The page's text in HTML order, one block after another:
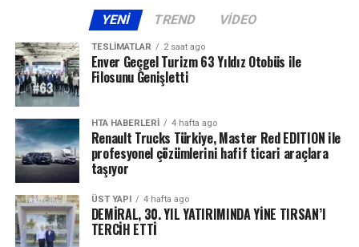
YENI TREND VIDEO
TESLIMATLAR 2 saat ago
Enver Geçgel Turizm 63 Yıldız Otobüs ile
Filosunu Genişletti
HTA HABERLERI 4 hafta ago
Renault Trucks Türkiye, Master Red EDITION ile
profesyonel çözümlerini hafif ticari araçlara
taşıyor
ÜST YAPI 4 hafta ago
DEMİRAL, 30. YIL YATIRIMINDA YİNE TIRSAN’I
TERCİH ETTİ